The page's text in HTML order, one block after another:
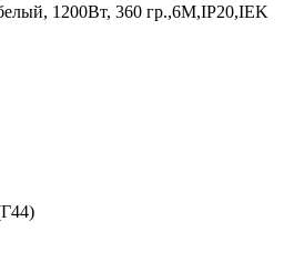
1200Вт, 360 гр.,6М,IP20,IEK